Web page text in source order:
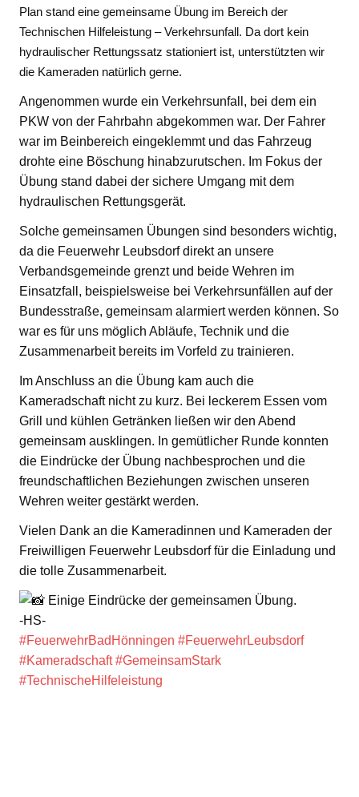
Plan stand eine gemeinsame Übung im Bereich der
Technischen Hilfeleistung – Verkehrsunfall. Da dort kein
hydraulischer Rettungssatz stationiert ist, unterstützten wir
die Kameraden natürlich gerne.
Angenommen wurde ein Verkehrsunfall, bei dem ein
PKW von der Fahrbahn abgekommen war. Der Fahrer
war im Beinbereich eingeklemmt und das Fahrzeug
drohte eine Böschung hinabzurutschen. Im Fokus der
Übung stand dabei der sichere Umgang mit dem
hydraulischen Rettungsgerät.
Solche gemeinsamen Übungen sind besonders wichtig,
da die Feuerwehr Leubsdorf direkt an unsere
Verbandsgemeinde grenzt und beide Wehren im
Einsatzfall, beispielsweise bei Verkehrsunfällen auf der
Bundesstraße, gemeinsam alarmiert werden können. So
war es für uns möglich Abläufe, Technik und die
Zusammenarbeit bereits im Vorfeld zu trainieren.
Im Anschluss an die Übung kam auch die
Kameradschaft nicht zu kurz. Bei leckerem Essen vom
Grill und kühlen Getränken ließen wir den Abend
gemeinsam ausklingen. In gemütlicher Runde konnten
die Eindrücke der Übung nachbesprochen und die
freundschaftlichen Beziehungen zwischen unseren
Wehren weiter gestärkt werden.
Vielen Dank an die Kameradinnen und Kameraden der
Freiwilligen Feuerwehr Leubsdorf für die Einladung und
die tolle Zusammenarbeit.
Einige Eindrücke der gemeinsamen Übung.
-HS-
#FeuerwehrBadHönningen #FeuerwehrLeubsdorf
#Kameradschaft #GemeinsamStark
#TechnischeHilfeleistung